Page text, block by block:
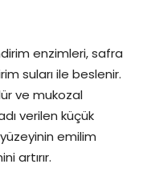
enzimleri, safra
suları ile beslenir.
ve mukozal
verilen küçük
yüzeyinin emilim
artırır.